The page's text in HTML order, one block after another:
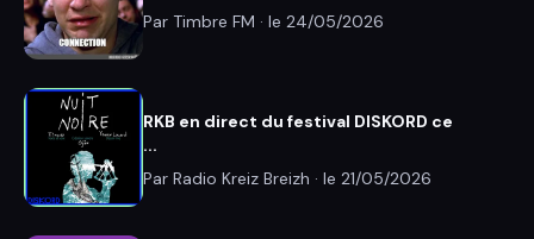
Par Timbre FM · le 24/05/2026
RKB en direct du festival DISKORD ce
...
Par Radio Kreiz Breizh · le 21/05/2026